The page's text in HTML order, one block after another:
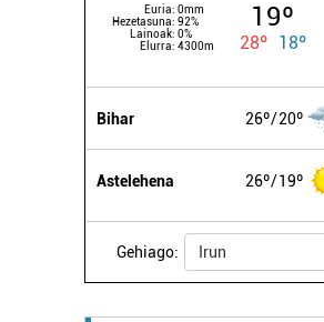
Euria: 0mm
Hezetasuna: 92%
Lainoak: 0%
Elurra: 4300m
19º
28º 18º
Bihar 26º 20º
Astelehena 26º 19º
Gehiago: Irun